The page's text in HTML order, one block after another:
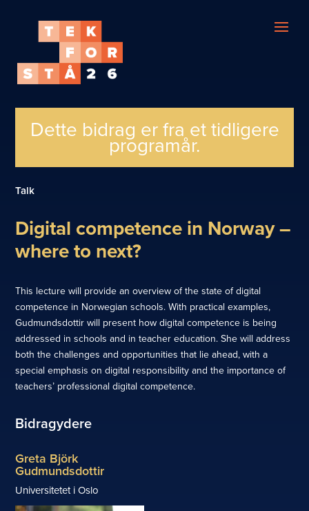
Dette bidrag er fra et tidligere
programår.
Talk
Digital competence in Norway –
where to next?
This lecture will provide an overview of the state of digital
competence in Norwegian schools. With practical examples,
Gudmundsdottir will present how digital competence is being
addressed in schools and in teacher education. She will address
both the challenges and opportunities that lie ahead, with a
special emphasis on digital responsibility and the importance of
teachers’ professional digital competence.
Bidragydere
Greta Björk
Gudmundsdottir
Universitetet i Oslo